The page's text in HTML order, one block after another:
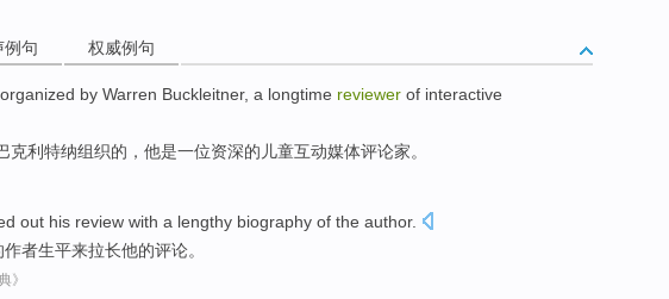
例句 权威例句
organized by Warren Buckleitner, a longtime reviewer of interactive
克利特纳组织的 ，他是一位资深的 儿童互动媒体评论家。
out his review with a lengthy biography of the author.
作者生平来拉长他的评论。
》